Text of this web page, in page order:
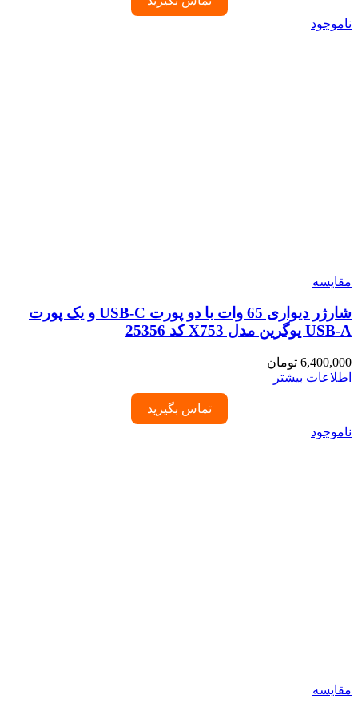
ناموجود
مقایسه
شارژر دیواری 65 وات با دو پورت USB-C و یک پورت
USB-A یوگرین مدل X753 کد 25356
6,400,000 تومان
اطلاعات بیشتر
تماس بگیرید
ناموجود
مقایسه